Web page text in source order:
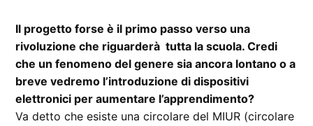
Il progetto forse è il primo passo verso una
rivoluzione che riguarderà tutta la scuola. Credi
che un fenomeno del genere sia ancora lontano o a
breve vedremo l’introduzione di dispositivi
elettronici per aumentare l’apprendimento?
Va detto che esiste una circolare del MIUR (circolare